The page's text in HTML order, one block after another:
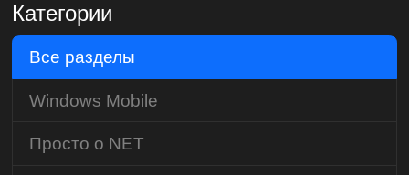
Категории
Все разделы
Windows Mobile
Просто о NET